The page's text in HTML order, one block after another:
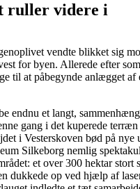
ruller videre i
vendte blikket sig
for byen. Allerede efter
til at påbegynde anlægget af
endnu et langt,
gang i det kuperede
i Vesterskoven bød på nye
Silkeborg nemlig
et over 300 hektar stort
dukkede op ved hjælp af